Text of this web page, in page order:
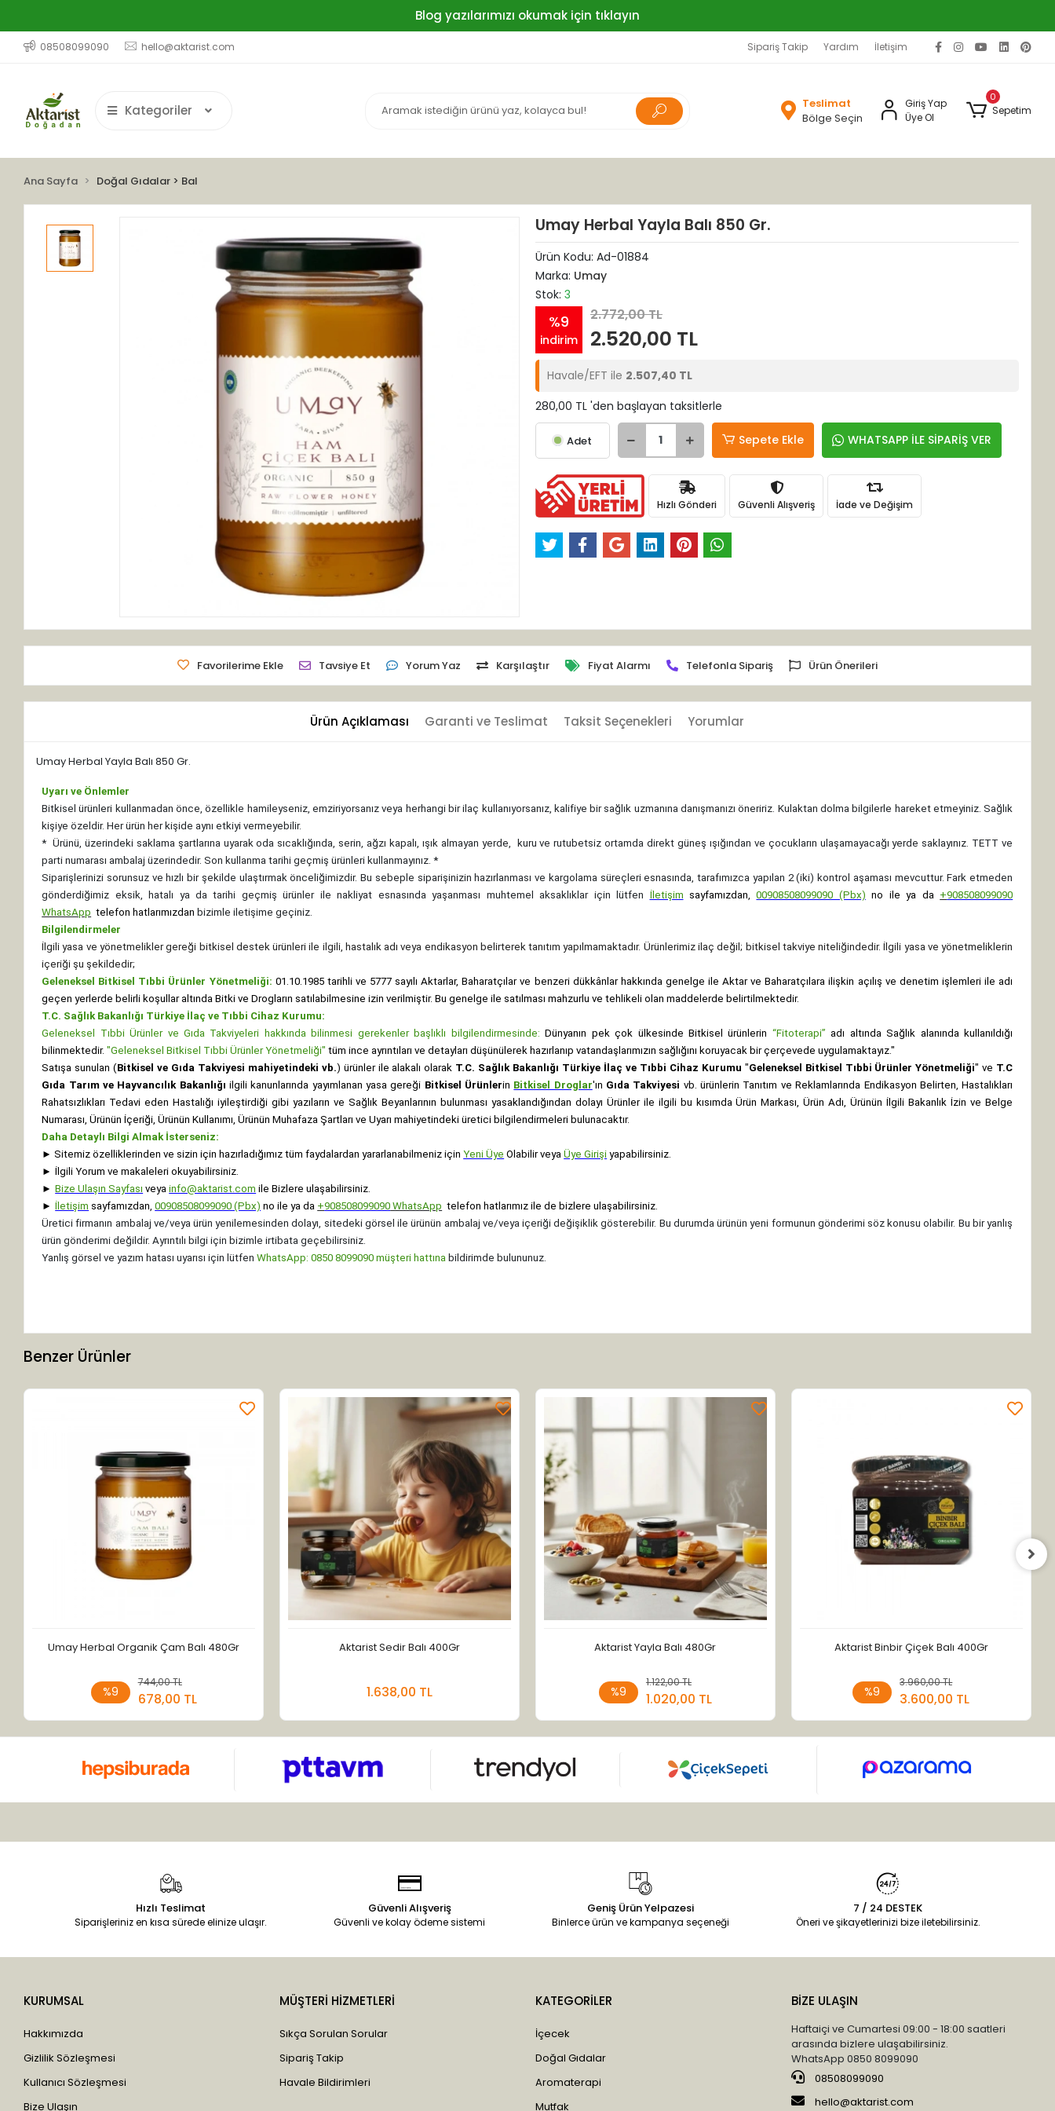
Blog yazılarımızı okumak için tıklayın
08508099090 hello@aktarist.com Sipariş Takip Yardım İletişim
Kategoriler
Teslimat
Bölge Seçin
Giriş Yap
Üye Ol
0
Sepetim
Ana Sayfa Doğal Gıdalar > Bal
Umay Herbal Yayla Balı 850 Gr.
Ürün Kodu: Ad-01884
Marka: Umay
Stok: 3
%9
indirim
2.772,00 TL
2.520,00 TL
Havale/EFT ile 2.507,40 TL
280,00 TL 'den başlayan taksitlerle
Adet Sepete Ekle WHATSAPP İLE SİPARİŞ VER
Hızlı Gönderi Güvenli Alışveriş İade ve Değişim
Favorilerime Ekle Tavsiye Et Yorum Yaz Karşılaştır Fiyat Alarmı Telefonla Sipariş Ürün Önerileri
Ürün Açıklaması Garanti ve Teslimat Taksit Seçenekleri Yorumlar
Umay Herbal Yayla Balı 850 Gr.
Uyarı ve Önlemler
Bitkisel ürünleri kullanmadan önce, özellikle hamileyseniz, emziriyorsanız veya herhangi bir ilaç kullanıyorsanız, kalifiye bir sağlık uzmanına danışmanızı öneririz. Kulaktan dolma bilgilerle hareket etmeyiniz. Sağlık
kişiye özeldir. Her ürün her kişide aynı etkiyi vermeyebilir.
* Ürünü, üzerindeki saklama şartlarına uyarak oda sıcaklığında, serin, ağzı kapalı, ışık almayan yerde, kuru ve rutubetsiz ortamda direkt güneş ışığından ve çocukların ulaşamayacağı yerde saklayınız. TETT ve
parti numarası ambalaj üzerindedir. Son kullanma tarihi geçmiş ürünleri kullanmayınız. *
Siparişlerinizi sorunsuz ve hızlı bir şekilde ulaştırmak önceliğimizdir. Bu sebeple siparişinizin hazırlanması ve kargolama süreçleri esnasında, tarafımızca yapılan 2 (iki) kontrol aşaması mevcuttur. Fark etmeden
gönderdiğimiz eksik, hatalı ya da tarihi geçmiş ürünler ile nakliyat esnasında yaşanması muhtemel aksaklıklar için lütfen İletişim sayfamızdan,00908508099090 (Pbx) no ile ya da +908508099090
WhatsApp telefon hatlarımızdan bizimle iletişime geçiniz.
Bilgilendirmeler
İlgili yasa ve yönetmelikler gereği bitkisel destek ürünleri ile ilgili, hastalık adı veya endikasyon belirterek tanıtım yapılmamaktadır. Ürünlerimiz ilaç değil; bitkisel takviye niteliğindedir. İlgili yasa ve yönetmeliklerin
içeriği şu şekildedir;
Geleneksel Bitkisel Tıbbi Ürünler Yönetmeliği: 01.10.1985 tarihli ve 5777 sayılı Aktarlar, Baharatçılar ve benzeri dükkânlar hakkında genelge ile Aktar ve Baharatçılara ilişkin açılış ve denetim işlemleri ile adı
geçen yerlerde belirli koşullar altında Bitki ve Drogların satılabilmesine izin verilmiştir. Bu genelge ile satılması mahzurlu ve tehlikeli olan maddelerde belirtilmektedir.
T.C. Sağlık Bakanlığı Türkiye İlaç ve Tıbbi Cihaz Kurumu:
Geleneksel Tıbbi Ürünler ve Gıda Takviyeleri hakkında bilinmesi gerekenler başlıklı bilgilendirmesinde: Dünyanın pek çok ülkesinde Bitkisel ürünlerin “Fitoterapi” adı altında Sağlık alanında kullanıldığı
bilinmektedir."Geleneksel Bitkisel Tıbbi Ürünler Yönetmeliği" tüm ince ayrıntıları ve detayları düşünülerek hazırlanıp vatandaşlarımızın sağlığını koruyacak bir çerçevede uygulamaktayız."
Satışa sunulan (Bitkisel ve Gıda Takviyesi mahiyetindeki vb.) ürünler ile alakalı olarak T.C. Sağlık Bakanlığı Türkiye İlaç ve Tıbbi Cihaz Kurumu "Geleneksel Bitkisel Tıbbi Ürünler Yönetmeliği" ve T.C
Gıda Tarım ve Hayvancılık Bakanlığı ilgili kanunlarında yayımlanan yasa gereği Bitkisel Ürünlerin Bitkisel Droglar'ın Gıda Takviyesi vb. ürünlerin Tanıtım ve Reklamlarında Endikasyon Belirten, Hastalıkları
Rahatsızlıkları Tedavi eden Hastalığı iyileştirdiği gibi yazıların ve Sağlık Beyanlarının bulunması yasaklandığından dolayı Ürünler ile ilgili bu kısımda Ürün Markası, Ürün Adı, Ürünün İlgili Bakanlık İzin ve Belge
Numarası, Ürünün İçeriği, Ürünün Kullanımı, Ürünün Muhafaza Şartları ve Uyarı mahiyetindeki üretici bilgilendirmeleri bulunacaktır.
Daha Detaylı Bilgi Almak İsterseniz:
► Sitemiz özelliklerinden ve sizin için hazırladığımız tüm faydalardan yararlanabilmeniz içinYeni Üye Olabilir veyaÜye Girişi yapabilirsiniz.
► İlgili Yorum ve makaleleri okuyabilirsiniz.
► Bize Ulaşın Sayfası veya info@aktarist.com ile Bizlere ulaşabilirsiniz.
► İletişim sayfamızdan,00908508099090 (Pbx) no ile ya da +908508099090 WhatsApp telefon hatlarımız ile de bizlere ulaşabilirsiniz.
Üretici firmanın ambalaj ve/veya ürün yenilemesinden dolayı, sitedeki görsel ile ürünün ambalaj ve/veya içeriği değişiklik gösterebilir. Bu durumda ürünün yeni formunun gönderimi söz konusu olabilir. Bu bir yanlış
ürün gönderimi değildir. Ayrıntılı bilgi için bizimle irtibata geçebilirsiniz.
Yanlış görsel ve yazım hatası uyarısı için lütfenWhatsApp: 0850 8099090 müşteri hattına bildirimde bulununuz.
Benzer Ürünler
Umay Herbal Organik Çam Balı 480Gr
%9
744,00 TL
678,00 TL
Sepete Ekle
Aktarist Sedir Balı 400Gr
1.638,00 TL
Aktarist Yayla Balı 480Gr
%9
1.122,00 TL
1.020,00 TL
Sepete Ekle
Aktarist Binbir Çiçek Balı 400Gr
%9
3.960,00 TL
3.600,00 TL
Sepete Ekle
Hızlı Teslimat
Siparişleriniz en kısa sürede elinize ulaşır.
Güvenli Alışveriş
Güvenli ve kolay ödeme sistemi
Geniş Ürün Yelpazesi
Binlerce ürün ve kampanya seçeneği
7 / 24 DESTEK
Öneri ve şikayetlerinizi bize iletebilirsiniz.
KURUMSAL
Hakkımızda
Gizlilik Sözleşmesi
Kullanıcı Sözleşmesi
Bize Ulaşın
MÜŞTERİ HİZMETLERİ
Sıkça Sorulan Sorular
Sipariş Takip
Havale Bildirimleri
KATEGORİLER
İçecek
Doğal Gıdalar
Aromaterapi
Mutfak
BİZE ULAŞIN
Haftaiçi ve Cumartesi 09:00 - 18:00 saatleri
arasında bizlere ulaşabilirsiniz.
WhatsApp 0850 8099090
08508099090
hello@aktarist.com